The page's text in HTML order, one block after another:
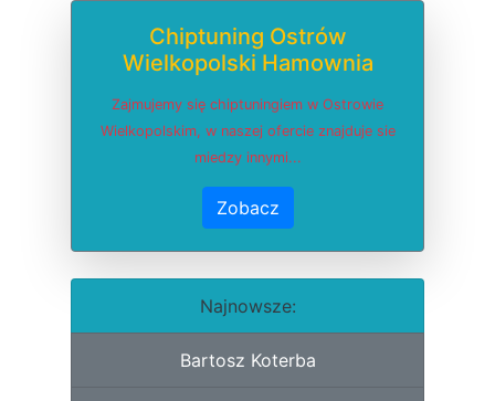
Chiptuning Ostrów
Wielkopolski Hamownia
Zajmujemy się chiptuningiem w Ostrowie
Wielkopolskim, w naszej ofercie znajduje sie
miedzy innymi...
Zobacz
Najnowsze:
Bartosz Koterba